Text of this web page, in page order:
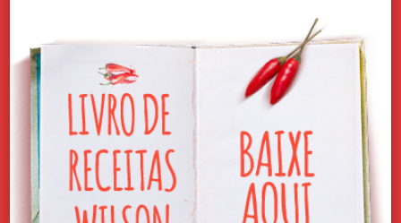
ALIMENTOS WILSON
PRODUTOS
CULINÁRIA
NOTÍCIAS
CONTATO